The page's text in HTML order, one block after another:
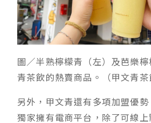
圖／半熟檸檬青（左）及芭樂
青茶飲的熱賣商品。（甲文青茶
另外，甲文青還有多項加盟優
獨家擁有電商平台，除了可線